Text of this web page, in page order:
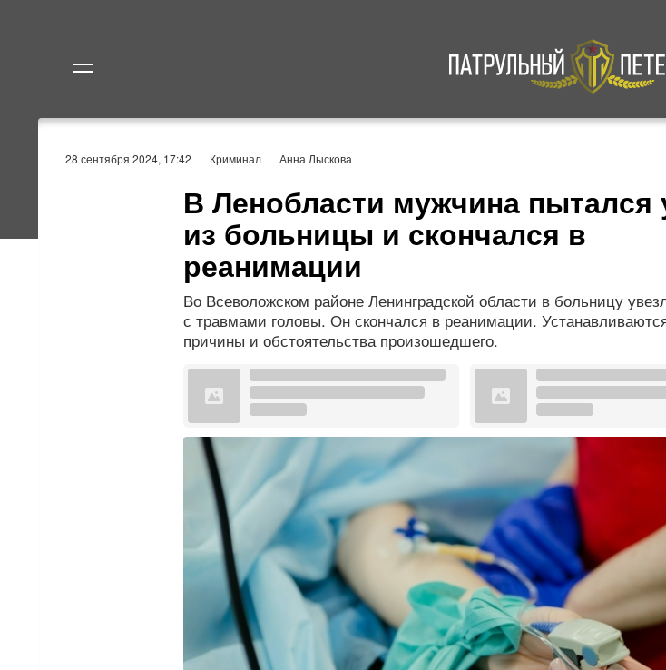
28 сентября 2024, 17:42 Криминал Анна Лыскова
В Ленобласти мужчина пытался
из больницы и скончался в
реанимации
Во Всеволожском районе Ленинградской области в больницу
с травмами головы. Он скончался в реанимации.
причины и обстоятельства произошедшего.